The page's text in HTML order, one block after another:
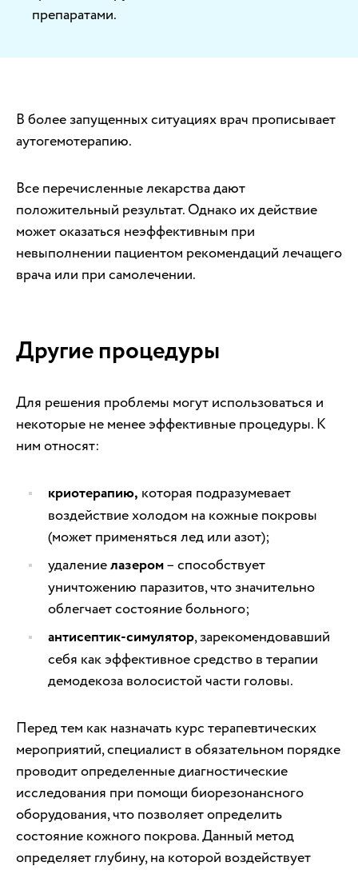
препаратами.
В более запущенных ситуациях врач прописывает
аутогемотерапию.
Все перечисленные лекарства дают
положительный результат. Однако их действие
может оказаться неэффективным при
невыполнении пациентом рекомендаций лечащего
врача или при самолечении.
Другие процедуры
Для решения проблемы могут использоваться и
некоторые не менее эффективные процедуры. К
ним относят:
криотерапию, которая подразумевает
воздействие холодом на кожные покровы
(может применяться лед или азот);
удалениелазером– способствует
уничтожению паразитов, что значительно
облегчает состояние больного;
антисептик-симулятор, зарекомендовавший
себя как эффективное средство в терапии
демодекоза волосистой части головы.
Перед тем как назначать курс терапевтических
мероприятий, специалист в обязательном порядке
проводит определенные диагностические
исследования при помощи биорезонансного
оборудования, что позволяет определить
состояние кожного покрова. Данный метод
определяет глубину, на которой воздействует